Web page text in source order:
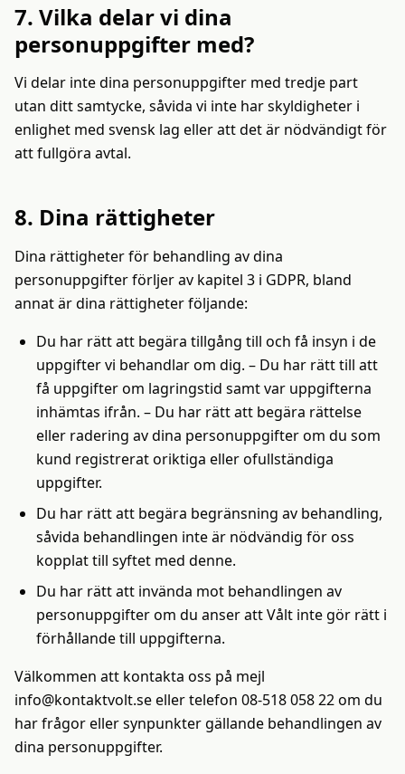
7. Vilka delar vi dina
personuppgifter med?
Vi delar inte dina personuppgifter med tredje part
utan ditt samtycke, såvida vi inte har skyldigheter i
enlighet med svensk lag eller att det är nödvändigt för
att fullgöra avtal.
8. Dina rättigheter
Dina rättigheter för behandling av dina
personuppgifter förljer av kapitel 3 i GDPR, bland
annat är dina rättigheter följande:
Du har rätt att begära tillgång till och få insyn i de
uppgifter vi behandlar om dig. – Du har rätt till att
få uppgifter om lagringstid samt var uppgifterna
inhämtas ifrån. – Du har rätt att begära rättelse
eller radering av dina personuppgifter om du som
kund registrerat oriktiga eller ofullständiga
uppgifter.
Du har rätt att begära begränsning av behandling,
såvida behandlingen inte är nödvändig för oss
kopplat till syftet med denne.
Du har rätt att invända mot behandlingen av
personuppgifter om du anser att Vålt inte gör rätt i
förhållande till uppgifterna.
Välkommen att kontakta oss på mejl
info@kontaktvolt.se eller telefon 08-518 058 22 om du
har frågor eller synpunkter gällande behandlingen av
dina personuppgifter.